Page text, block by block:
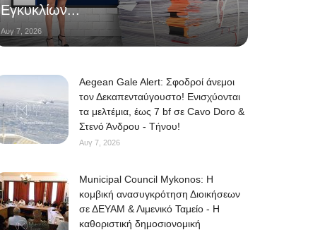
Εγκυκλίων...
Αυγ 7, 2026
Aegean Gale Alert: Σφοδροί άνεμοι
τον Δεκαπενταύγουστο! Ενισχύονται
τα μελτέμια, έως 7 bf σε Cavo Doro &
Στενό Άνδρου - Τήνου!
Αυγ 7, 2026
Municipal Council Mykonos: Η
κομβική ανασυγκρότηση Διοικήσεων
σε ΔΕΥΑΜ & Λιμενικό Ταμείο - Η
καθοριστική δημοσιονομική